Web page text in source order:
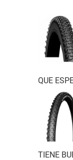
QUE
TIENE